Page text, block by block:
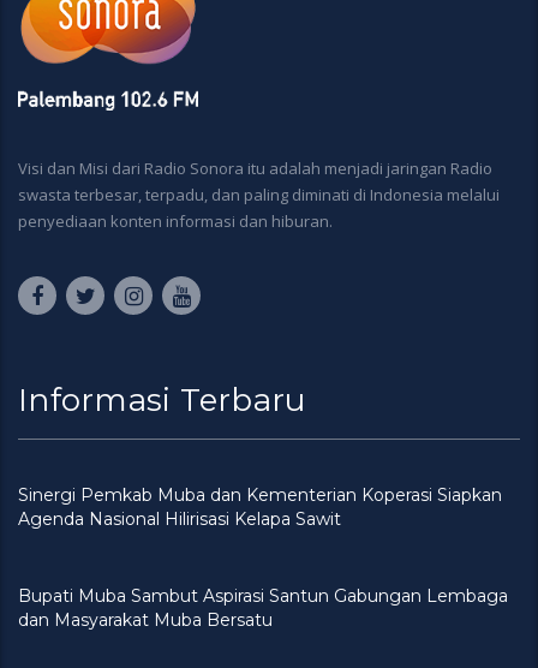
Visi dan Misi dari Radio Sonora itu adalah menjadi jaringan Radio
swasta terbesar, terpadu, dan paling diminati di Indonesia melalui
penyediaan konten informasi dan hiburan.
Informasi Terbaru
Sinergi Pemkab Muba dan Kementerian Koperasi Siapkan
Agenda Nasional Hilirisasi Kelapa Sawit
Bupati Muba Sambut Aspirasi Santun Gabungan Lembaga
dan Masyarakat Muba Bersatu